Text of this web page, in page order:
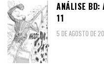
ANÁLISE BD:
11
5 DE AGOSTO DE